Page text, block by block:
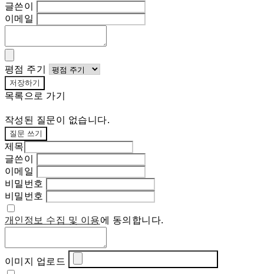
글쓴이
이메일
평점 주기
저장하기
목록으로 가기
작성된 질문이 없습니다.
질문 쓰기
제목
글쓴이
이메일
비밀번호
비밀번호
개인정보 수집 및 이용에 동의합니다.
이미지 업로드